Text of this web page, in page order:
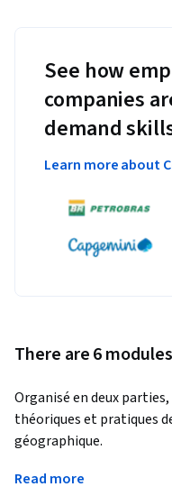
See how
companies
demand
Learn more about
There are 6
Organisé en deux
théoriques et pratiques
géographique.
- Il propose une
Read more